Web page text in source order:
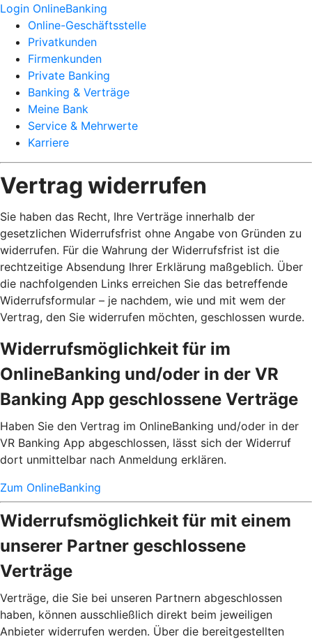
Login OnlineBanking
Online-Geschäftsstelle
Privatkunden
Firmenkunden
Private Banking
Banking & Verträge
Meine Bank
Service & Mehrwerte
Karriere
Vertrag widerrufen
Sie haben das Recht, Ihre Verträge innerhalb der
gesetzlichen Widerrufsfrist ohne Angabe von Gründen zu
widerrufen. Für die Wahrung der Widerrufsfrist ist die
rechtzeitige Absendung Ihrer Erklärung maßgeblich. Über
die nachfolgenden Links erreichen Sie das betreffende
Widerrufsformular – je nachdem, wie und mit wem der
Vertrag, den Sie widerrufen möchten, geschlossen wurde.
Widerrufsmöglichkeit für im
OnlineBanking und/oder in der VR
Banking App geschlossene Verträge
Haben Sie den Vertrag im OnlineBanking und/oder in der
VR Banking App abgeschlossen, lässt sich der Widerruf
dort unmittelbar nach Anmeldung erklären.
Zum OnlineBanking
Widerrufsmöglichkeit für mit einem
unserer Partner geschlossene
Verträge
Verträge, die Sie bei unseren Partnern abgeschlossen
haben, können ausschließlich direkt beim jeweiligen
Anbieter widerrufen werden. Über die bereitgestellten